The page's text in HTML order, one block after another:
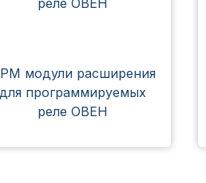
модули расширения
для программируемых
реле ОВЕН